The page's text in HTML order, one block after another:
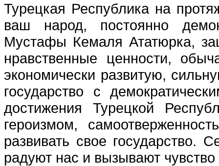
Турецкая Республика на
ваш народ, постоянно
Мустафы Кемаля Ататюрка,
нравственные ценности,
экономически развитую,
государство с
достижения Турецкой
героизмом,
развивать свое государство.
радуют нас и вызывают